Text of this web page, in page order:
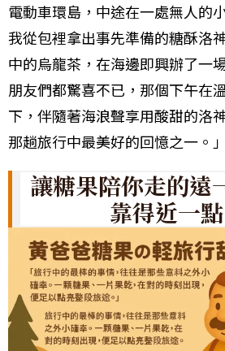
電動車環島，中途在一處無人的
我從包裡拿出事先準備的糖酥洛
中的烏龍茶，在海邊即興辦了一
朋友們都驚喜不已，那個下午在
下，伴隨著海浪聲享用酸甜的洛
那趟旅行中最美好的回憶之一。」
讓糖果陪你走的遠
靠得近一點